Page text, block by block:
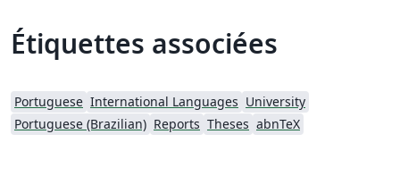
Étiquettes associées
Portuguese International Languages University
Portuguese (Brazilian) Reports Theses abnTeX